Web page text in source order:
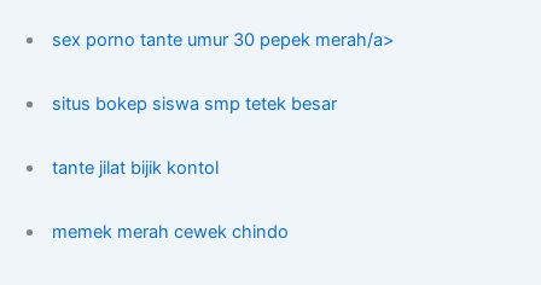
sex porno tante umur 30 pepek merah/a>
situs bokep siswa smp tetek besar
tante jilat bijik kontol
memek merah cewek chindo